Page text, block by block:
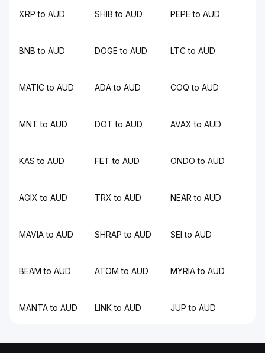
XRP to AUD SHIB to AUD PEPE to AUD
BNB to AUD DOGE to AUD LTC to AUD
MATIC to AUD ADA to AUD COQ to AUD
MNT to AUD DOT to AUD AVAX to AUD
KAS to AUD FET to AUD ONDO to AUD
AGIX to AUD TRX to AUD NEAR to AUD
MAVIA to AUD SHRAP to AUD SEI to AUD
BEAM to AUD ATOM to AUD MYRIA to AUD
MANTA to AUD LINK to AUD JUP to AUD